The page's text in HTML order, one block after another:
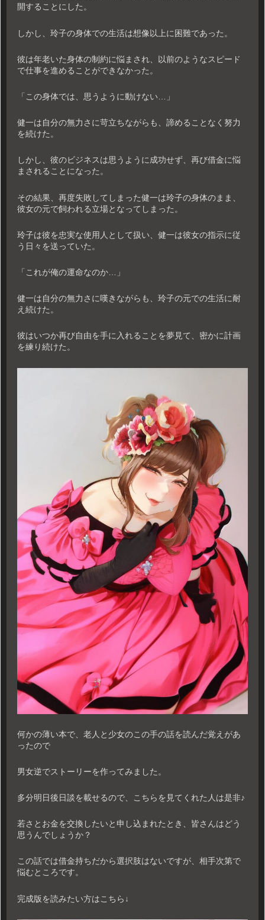
開することにした。
しかし、玲子の身体での生活は想像以上に困難であった。
彼は年老いた身体の制約に悩まされ、以前のようなスピード
で仕事を進めることができなかった。
「この身体では、思うように動けない…」
健一は自分の無力さに苛立ちながらも、諦めることなく努力
を続けた。
しかし、彼のビジネスは思うように成功せず、再び借金に悩
まされることになった。
その結果、再度失敗してしまった健一は玲子の身体のまま、
彼女の元で飼われる立場となってしまった。
玲子は彼を忠実な使用人として扱い、健一は彼女の指示に従
う日々を送っていた。
「これが俺の運命なのか…」
健一は自分の無力さに嘆きながらも、玲子の元での生活に耐
え続けた。
彼はいつか再び自由を手に入れることを夢見て、密かに計画
を練り続けた。
何かの薄い本で、老人と少女のこの手の話を読んだ覚えがあ
ったので
男女逆でストーリーを作ってみました。
多分明日後日談を載せるので、こちらを見てくれた人は是非♪
若さとお金を交換したいと申し込まれたとき、皆さんはどう
思うんでしょうか？
この話では借金持ちだから選択肢はないですが、相手次第で
悩むところです。
完成版を読みたい方はこちら↓